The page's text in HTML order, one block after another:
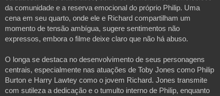
da comunidade e a reserva emocional do próprio Philip. Uma
cena em seu quarto, onde ele e Richard compartilham um
momento de tensão ambígua, sugere sentimentos não
expressos, embora o filme deixe claro que não há abuso.
O longa se destaca no desenvolvimento de seus personagens
centrais, especialmente nas atuações de Toby Jones como Philip
Burton e Harry Lawtey como o jovem Richard. Jones transmite
com sutileza a dedicação e o tumulto interno de Philip, enquanto